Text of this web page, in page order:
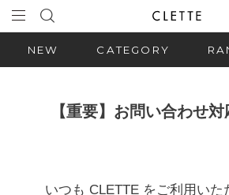
NEW CATEGORY
【重要】お問い合わせ
いつも CLETTE をご利用いた